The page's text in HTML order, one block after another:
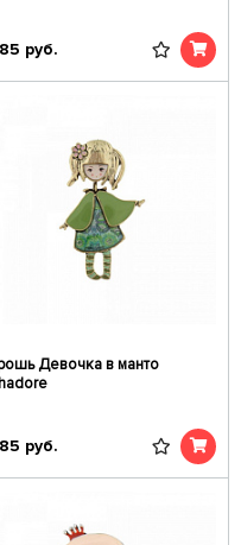
руб.
Девочка в манто
руб.